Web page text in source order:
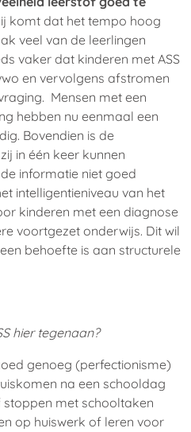
komt dat het tempo hoog
veel van de leerlingen
vaker dat kinderen met ASS
en vervolgens afstromen
Mensen met een
hebben nu eenmaal een
Bovendien is de
in één keer kunnen
informatie niet goed
intelligentieniveau van het
kinderen met een diagnose
voortgezet onderwijs. Dit wil
behoefte is aan structurele
hier tegenaan?
genoeg (perfectionisme)
na een schooldag
met schooltaken
op huiswerk of leren voor